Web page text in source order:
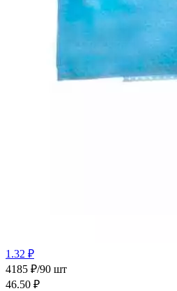
1.32 ₽
4185 ₽/90 шт
46.50 ₽